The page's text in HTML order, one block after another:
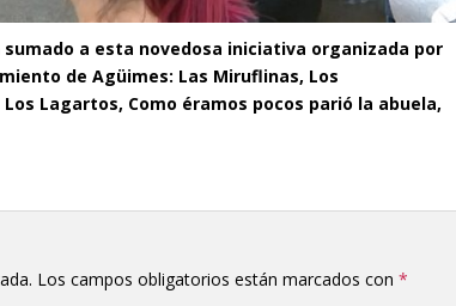
a esta novedosa iniciativa organizada por
de Agüimes: Las Miruflinas, Los
Lagartos, Como éramos pocos parió la abuela,
Los campos obligatorios están marcados con *